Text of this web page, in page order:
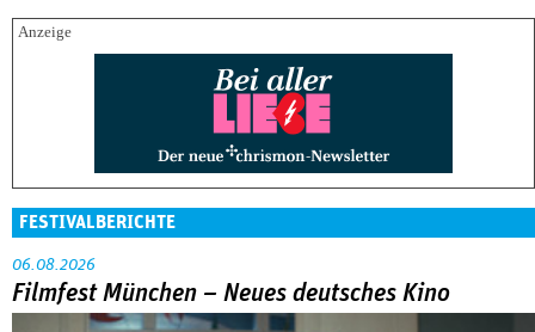
FESTIVALBERICHTE
06.08.2026
Filmfest München – Neues deutsches Kino